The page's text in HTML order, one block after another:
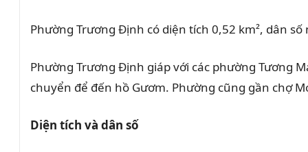
Phường Trương Định có diện tích 0,52 km², dân
Phường Trương Định giáp với các phường Tương
chuyển để đến hồ Gươm. Phường cũng gần chợ
Diện tích và dân số